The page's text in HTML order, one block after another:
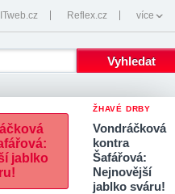
Reflex.cz více
ŽHAVÉ DRBY
Vondráčková
kontra
Šafářová:
Nejnovější
jablko sváru!